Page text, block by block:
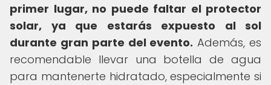
primer lugar, no puede faltar el protector
solar, ya que estarás expuesto al sol
durante gran parte del evento. Además, es
recomendable llevar una botella de agua
para mantenerte hidratado, especialmente si